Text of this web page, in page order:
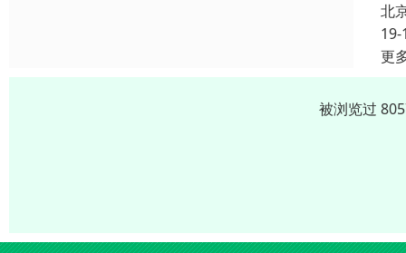
北
19-
更
被浏览过